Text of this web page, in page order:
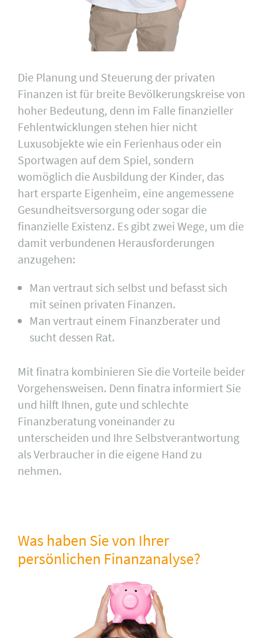
Die Planung und Steuerung der privaten
Finanzen ist für breite Bevölkerungskreise von
hoher Bedeutung, denn im Falle finanzieller
Fehlentwicklungen stehen hier nicht
Luxusobjekte wie ein Ferienhaus oder ein
Sportwagen auf dem Spiel, sondern
womöglich die Ausbildung der Kinder, das
hart ersparte Eigenheim, eine angemessene
Gesundheitsversorgung oder sogar die
finanzielle Existenz. Es gibt zwei Wege, um die
damit verbundenen Herausforderungen
anzugehen:
Man vertraut sich selbst und befasst sich
mit seinen privaten Finanzen.
Man vertraut einem Finanzberater und
sucht dessen Rat.
Mit finatra kombinieren Sie die Vorteile beider
Vorgehensweisen. Denn finatra informiert Sie
und hilft Ihnen, gute und schlechte
Finanzberatung voneinander zu
unterscheiden und Ihre Selbstverantwortung
als Verbraucher in die eigene Hand zu
nehmen.
Was haben Sie von Ihrer
persönlichen Finanzanalyse?